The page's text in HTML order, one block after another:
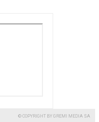
© COPYRIGHT BY GREMI MEDIA SA